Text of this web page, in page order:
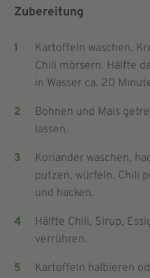
Zubereitung
Kartoffeln waschen.
Chili mörsern. Hälfte
in Wasser ca. 20
Bohnen und Mais
lassen.
Koriander waschen,
putzen, würfeln. Chili
und hacken.
Hälfte Chili, Sirup,
verrühren.
Kartoffeln halbieren